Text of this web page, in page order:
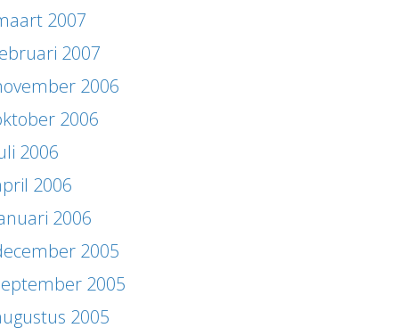
2007
2007
2006
2006
2006
2006
2006
2005
2005
2005